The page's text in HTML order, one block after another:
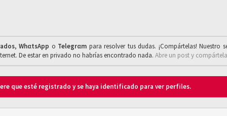
,WhαtsApp o Telegrαm para resolver tus dudas. ¡Compártelas!
De estar en privado no habrías encontrado nada. Abre un post y
que esté registrado y se haya identificado para ver perfiles.